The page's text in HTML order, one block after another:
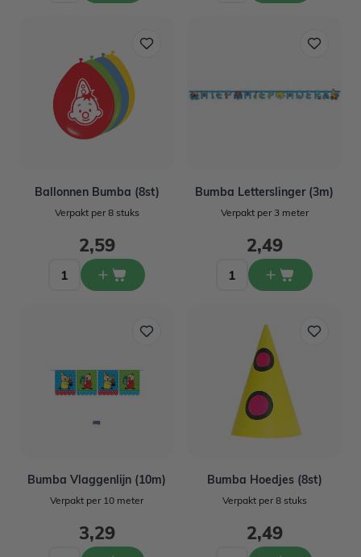
Ballonnen Bumba (8st)
Verpakt per 8 stuks
2,59
Bumba Letterslinger (3m)
Verpakt per 3 meter
2,49
Bumba Vlaggenlijn (10m)
Verpakt per 10 meter
3,29
Bumba Hoedjes (8st)
Verpakt per 8 stuks
2,49